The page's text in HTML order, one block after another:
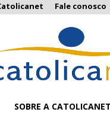
Fale conosco
SOBRE A CATOLICANET